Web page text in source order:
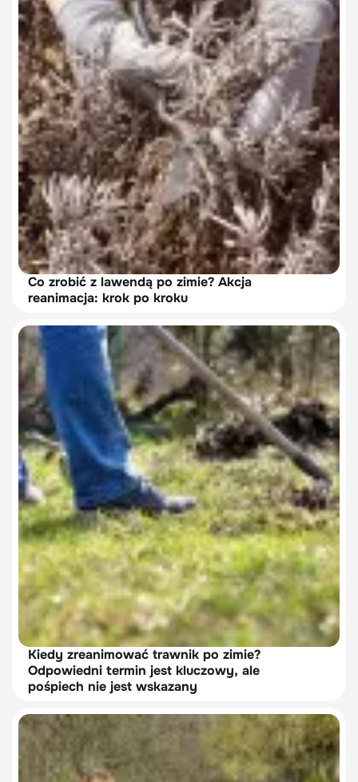
Co zrobić z lawendą po zimie? Akcja
reanimacja: krok po kroku
Kiedy zreanimować trawnik po zimie?
Odpowiedni termin jest kluczowy, ale
pośpiech nie jest wskazany